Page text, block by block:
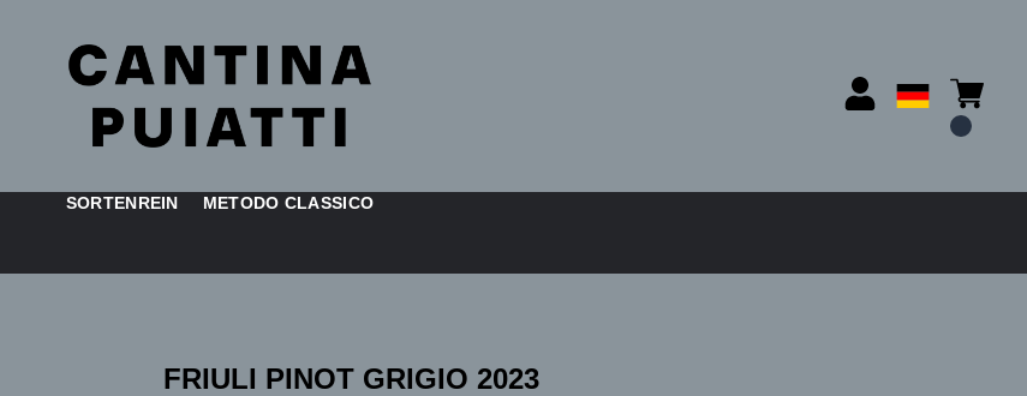
SORTENREIN METODO CLASSICO
FRIULI PINOT GRIGIO 2023